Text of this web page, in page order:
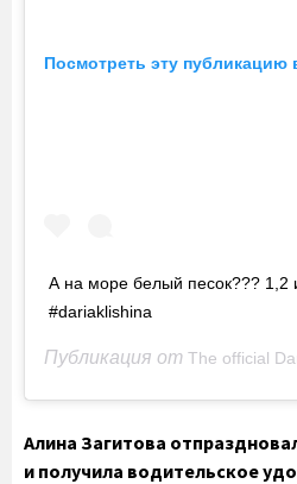
Посмотреть эту публикацию
А на море белый песок??? 1,2
#dariaklishina
Публикация от The official
Алина Загитова
и получила водительское